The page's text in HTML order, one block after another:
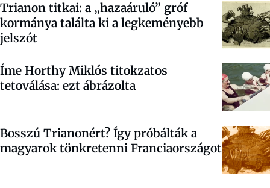
Trianon titkai: a „hazaáruló” gróf
kormánya találta ki a legkeményebb
jelszót
Íme Horthy Miklós titokzatos
tetoválása: ezt ábrázolta
Bosszú Trianonért? Így próbálták a
magyarok tönkretenni Franciaországot